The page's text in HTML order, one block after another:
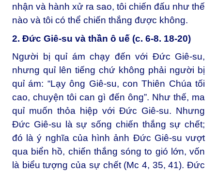
nhận và hành xử ra sao, tôi chiến đấu như thế
nào và tôi có thể chiến thắng được không.
2. Đức Giê-su và thần ô uế (c. 6-8. 18-20)
Người bị quỉ ám chạy đến với Đức Giê-su,
nhưng quỉ lên tiếng chứ không phải người bị
quỉ ám: “Lạy ông Giê-su, con Thiên Chúa tối
cao, chuyện tôi can gì đến ông”. Như thế, ma
quỉ muốn thỏa hiệp với Đức Giê-su. Nhưng
Đức Giê-su là sự sống chiến thắng sự chết;
đó là ý nghĩa của hình ảnh Đức Giê-su vượt
qua biển hồ, chiến thắng sóng to gió lớn, vốn
là biểu tượng của sự chết (Mc 4, 35, 41). Đức